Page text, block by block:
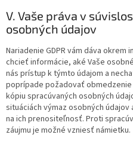
V. Vaše práva v
osobných údajov
Nariadenie GDPR vám dáva okrem
chcieť informácie, aké Vaše
nás prístup k týmto údajom a
poprípade požadovať
kópiu spracúvaných osobných
situáciách výmaz osobných
na ich prenositeľnosť. Proti
záujmu je možné vzniesť námietku.